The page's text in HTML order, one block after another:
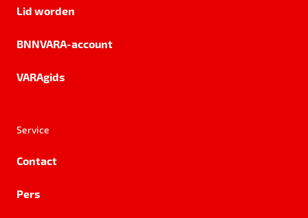
Lid worden
BNNVARA-account
VARAgids
Service
Contact
Pers